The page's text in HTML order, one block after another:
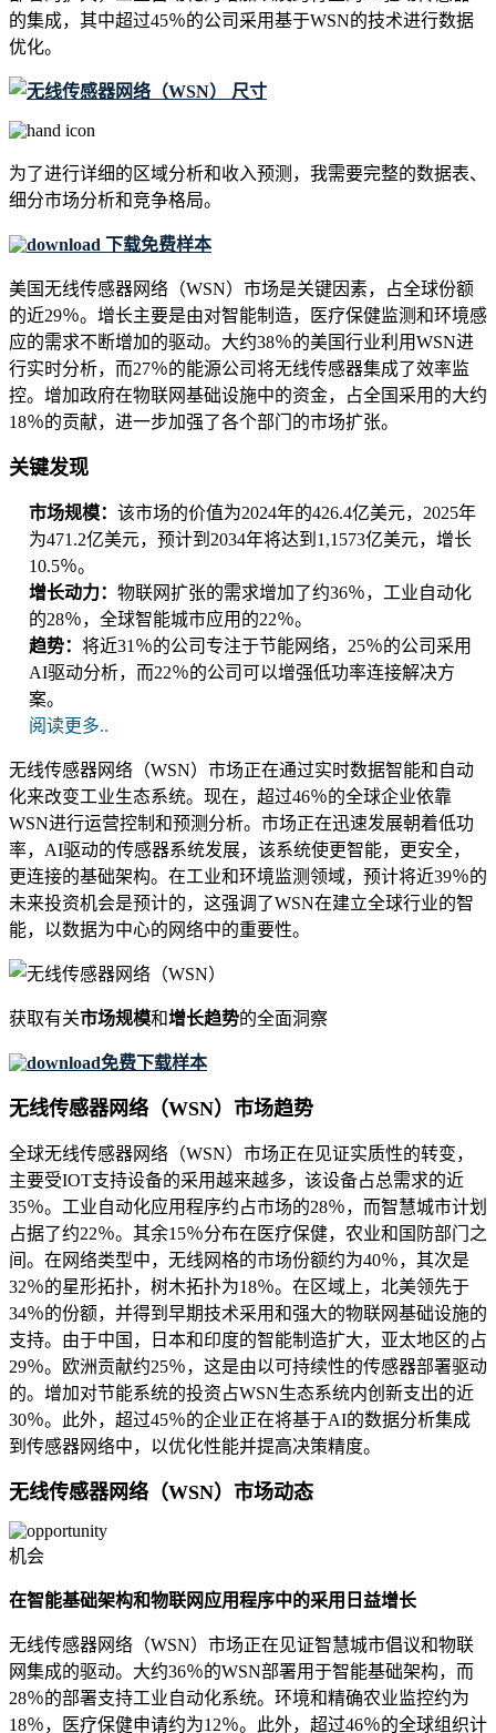
的集成，其中超过45％的公司采用基于WSN的技术进行数据
优化。
为了进行详细的区域分析和收入预测，我需要完整的数据表、
细分市场分析和竞争格局。
下载免费样本
美国无线传感器网络（WSN）市场是关键因素，占全球份额
的近29％。增长主要是由对智能制造，医疗保健监测和环境感
应的需求不断增加的驱动。大约38％的美国行业利用WSN进
行实时分析，而27％的能源公司将无线传感器集成了效率监
控。增加政府在物联网基础设施中的资金，占全国采用的大约
18％的贡献，进一步加强了各个部门的市场扩张。
关键发现
市场规模： 该市场的价值为2024年的426.4亿美元，2025年
为471.2亿美元，预计到2034年将达到1,1573亿美元，增长
10.5％。
增长动力： 物联网扩张的需求增加了约36％，工业自动化
的28％，全球智能城市应用的22％。
趋势： 将近31％的公司专注于节能网络，25％的公司采用
AI驱动分析，而22％的公司可以增强低功率连接解决方​​
案。
阅读更多..
无线传感器网络（WSN）市场正在通过实时数据智能和自动
化来改变工业生态系统。现在，超过46％的全球企业依靠
WSN进行运营控制和预测分析。市场正在迅速发展朝着低功
率，AI驱动的传感器系统发展，该系统使更智能，更安全，
更连接的基础架构。在工业和环境监测领域，预计将近39％的
未来投资机会是预计的，这强调了WSN在建立全球行业的智
能，以数据为中心的网络中的重要性。
获取有关市场规模和增长趋势的全面洞察
免费下载样本
无线传感器网络（WSN）市场趋势
全球无线传感器网络（WSN）市场正在见证实质性的转变，
主要受IOT支持设备的采用越来越多，该设备占总需求的近
35％。工业自动化应用程序约占市场的28％，而智慧城市计划
占据了约22％。其余15％分布在医疗保健，农业和国防部门之
间。在网络类型中，无线网格的市场份额约为40％，其次是
32％的星形拓扑，树木拓扑为18％。在区域上，北美领先于
34％的份额，并得到早期技术采用和强大的物联网基础设施的
支持。由于中国，日本和印度的智能制造扩大，亚太地区的占
29％。欧洲贡献约25％，这是由以可持续性的传感器部署驱动
的。增加对节能系统的投资占WSN生态系统内创新支出的近
30％。此外，超过45％的企业正在将基于AI的数据分析集成
到传感器网络中，以优化性能并提高决策精度。
无线传感器网络（WSN）市场动态
机会
在智能基础架构和物联网应用程序中的采用日益增长
无线传感器网络（WSN）市场正在见证智慧城市倡议和物联
网集成的驱动。大约36％的WSN部署用于智能基础架构，而
28％的部署支持工业自动化系统。环境和精确农业监控约为
18％，医疗保健申请约为12％。此外，超过46％的全球组织计